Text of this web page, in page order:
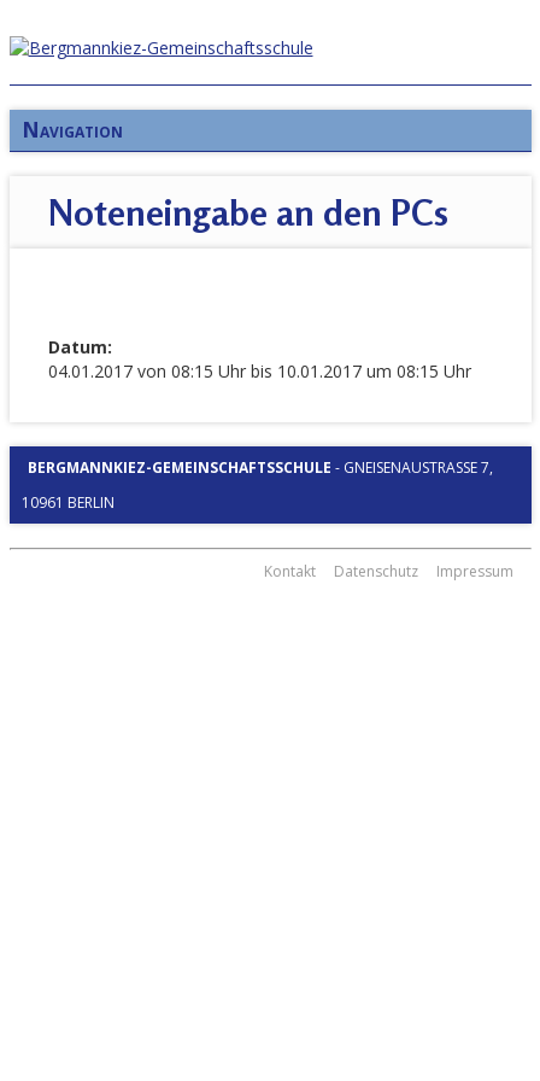
Navigation
Noteneingabe an den PCs
Datum:
04.01.2017 von 08:15 Uhr bis 10.01.2017 um 08:15 Uhr
BERGMANNKIEZ-GEMEINSCHAFTSSCHULE - GNEISENAUSTRASSE 7, 1
0961 BERLIN
Kontakt Datenschutz Impressum